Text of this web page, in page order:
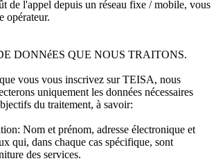
de l'appel depuis un réseau fixe / mobile, vous
opérateur.
DONNéES QUE NOUS TRAITONS.
vous vous inscrivez sur TEISA, nous
uniquement les données nécessaires
du traitement, à savoir:
Nom et prénom, adresse électronique et
qui, dans chaque cas spécifique, sont
des services.